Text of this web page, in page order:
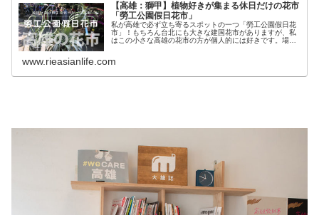
【高雄：獅甲】植物好きが集まる休日だけの花市
「勞工公園假日花市」
私が高雄で必ず立ち寄るスポットの一つ「勞工公園假日花
市」！もちろん台北にも大きな建国花市がありますが、私
はこの小さな高雄の花市の方が個人的には好きです。場所
www.rieasianlife.com